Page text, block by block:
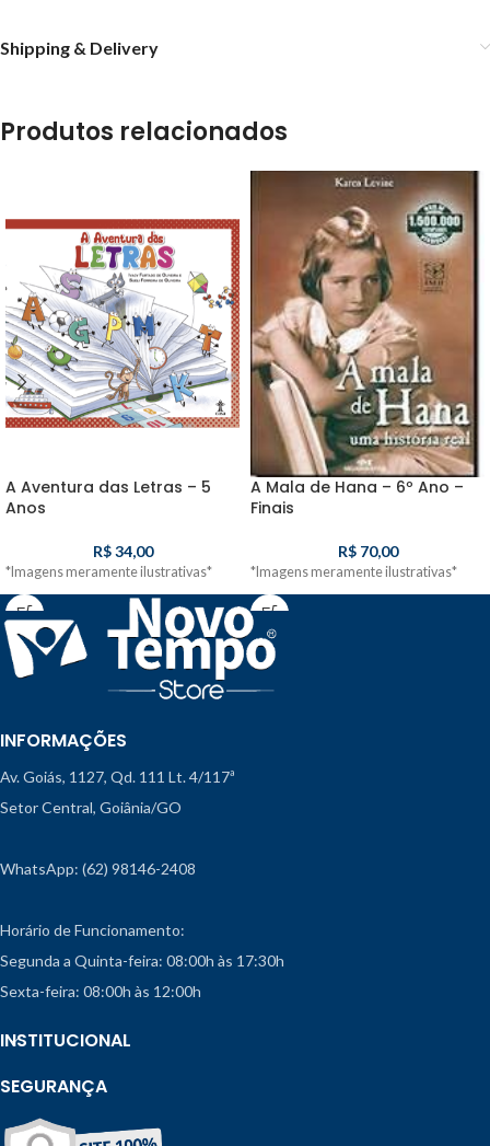
Shipping & Delivery
Produtos relacionados
A Aventura das Letras – 5
Anos
R$34,00
*Imagens meramente ilustrativas*
A Mala de Hana – 6º Ano –
Finais
R$70,00
*Imagens meramente ilustrativas*
INFORMAÇÕES
Av. Goiás, 1127, Qd. 111 Lt. 4/117ª
Setor Central, Goiânia/GO
WhatsApp: (62) 98146-2408
Horário de Funcionamento:
Segunda a Quinta-feira: 08:00h às 17:30h
Sexta-feira: 08:00h às 12:00h
INSTITUCIONAL
SEGURANÇA